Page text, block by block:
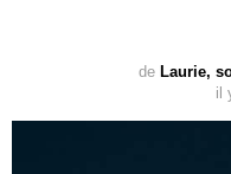
de Laurie,
il